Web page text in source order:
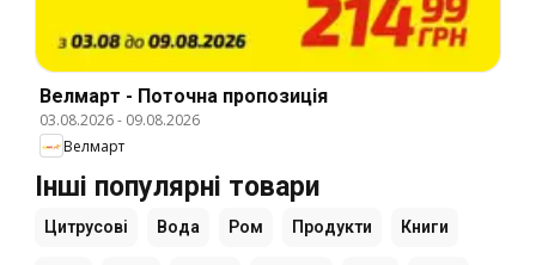
Велмарт - Поточна пропозиція
03.08.2026- 09.08.2026
Велмарт
Інші популярні товари
Цитрусові Вода Ром Продукти Книги